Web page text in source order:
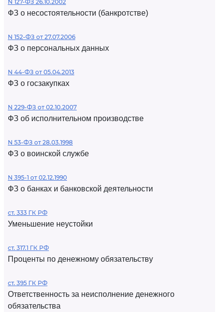
N 127-ФЗ 26.10.2002
ФЗ о несостоятельности (банкротстве)
N 152-ФЗ от 27.07.2006
ФЗ о персональных данных
N 44-ФЗ от 05.04.2013
ФЗ о госзакупках
N 229-ФЗ от 02.10.2007
ФЗ об исполнительном производстве
N 53-ФЗ от 28.03.1998
ФЗ о воинской службе
N 395-1 от 02.12.1990
ФЗ о банках и банковской деятельности
ст. 333 ГК РФ
Уменьшение неустойки
ст. 317.1 ГК РФ
Проценты по денежному обязательству
ст. 395 ГК РФ
Ответственность за неисполнение денежного
обязательства